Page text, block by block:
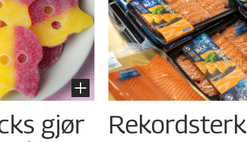
gjør
Rekordsterk